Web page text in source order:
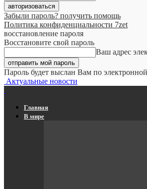
Забыли пароль? получить помощь
Политика конфиденциальности 7zet
восстановление пароля
Восстановите свой пароль
Ваш адрес
Пароль будет выслан Вам по
Актуальные новости
Главная
В мире